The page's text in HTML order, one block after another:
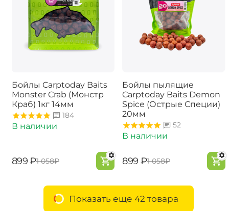
Бойлы Carptoday Baits
Monster Crab (Монстр
Краб) 1кг 14мм
184
В наличии
‍899‍ ₽‍1 058‍₽
Бойлы пылящие
Carptoday Baits Demon
Spice (Острые Специи)
20мм
52
В наличии
‍899‍ ₽‍1 058‍₽
Показать еще 42 товара